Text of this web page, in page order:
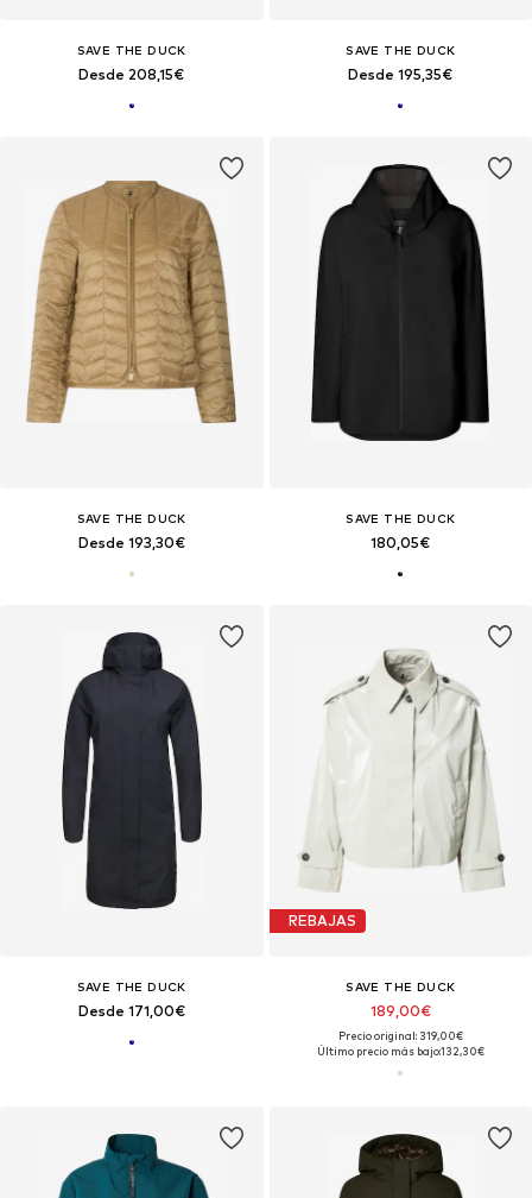
SAVE THE DUCK
Desde 208,15€
SAVE THE DUCK
Desde 195,35€
SAVE THE DUCK
Desde 193,30€
SAVE THE DUCK
180,05€
SAVE THE DUCK
Desde 171,00€
REBAJAS
SAVE THE DUCK
189,00€
Precio original: 319,00€
Último precio más bajo:132,30€